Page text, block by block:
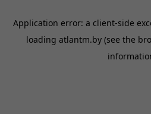
Application error: a client-side
loading atlantm.by (see the